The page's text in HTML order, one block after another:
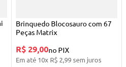
Brinquedo Blocosauro com 67
Peças Matrix
R$ 29,00no PIX
Em até 10x R$ 2,99sem juros